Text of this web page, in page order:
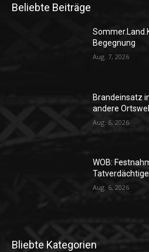
Beliebte Beiträge
Begegnung
Aug. 7, 2026
Brandeinsatz
andere
Aug. 6, 2026
WOB:
Aug. 6, 2026
Bliebte Kategorien